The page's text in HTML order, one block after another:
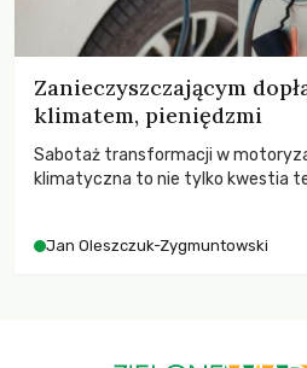
Zanieczyszczającym
klimatem, pieniędzmi
Sabotaż transformacji w
klimatyczna to nie tylko kwestia
Jan Oleszczuk-Zygmuntowski